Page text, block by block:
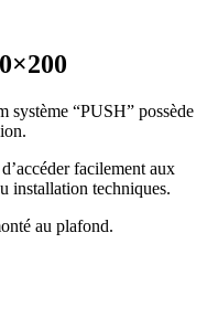
système “PUSH” possède
facilement aux
installation techniques.
au plafond.